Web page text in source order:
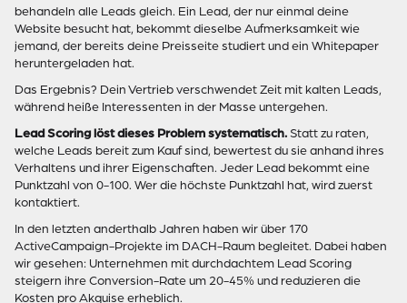
behandeln alle Leads gleich. Ein Lead, der nur einmal deine
Website besucht hat, bekommt dieselbe Aufmerksamkeit wie
jemand, der bereits deine Preisseite studiert und ein Whitepaper
heruntergeladen hat.
Das Ergebnis? Dein Vertrieb verschwendet Zeit mit kalten Leads,
während heiße Interessenten in der Masse untergehen.
Lead Scoring löst dieses Problem systematisch. Statt zu raten,
welche Leads bereit zum Kauf sind, bewertest du sie anhand ihres
Verhaltens und ihrer Eigenschaften. Jeder Lead bekommt eine
Punktzahl von 0-100. Wer die höchste Punktzahl hat, wird zuerst
kontaktiert.
In den letzten anderthalb Jahren haben wir über 170
ActiveCampaign-Projekte im DACH-Raum begleitet. Dabei haben
wir gesehen: Unternehmen mit durchdachtem Lead Scoring
steigern ihre Conversion-Rate um 20-45% und reduzieren die
Kosten pro Akquise erheblich.